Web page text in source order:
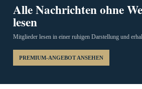
Alle Nachrichten ohne
lesen
Mitglieder lesen in einer ruhigen Darstellung und
PREMIUM-ANGEBOT ANSEHEN